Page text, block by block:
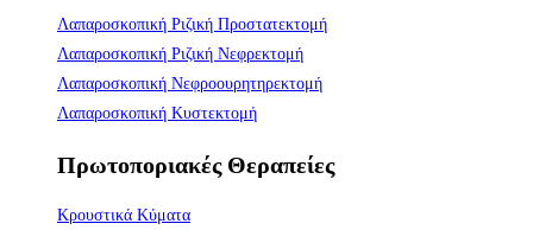
Λαπαροσκοπική Ριζική Προστατεκτομή
Λαπαροσκοπική Ριζική Νεφρεκτομή
Λαπαροσκοπική Νεφροουρητηρεκτομή
Λαπαροσκοπική Κυστεκτομή
Πρωτοποριακές Θεραπείες
Κρουστικά Κύματα